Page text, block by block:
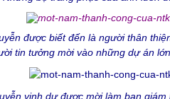
được biết đến là người thân
tin tưởng mời vào những dự án
vinh dự được mời làm ban